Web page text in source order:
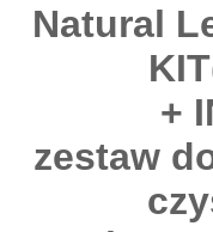
Natural
+
zestaw